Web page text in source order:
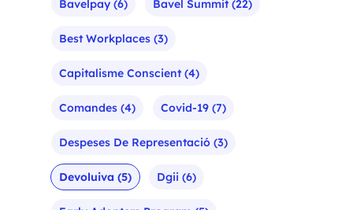
Bavelpay (6) Bavel Summit(22)
Best Workplaces (3)
Capitalisme Conscient(4)
Comandes (4) Covid-19 (7)
Despeses De Representació (3)
Devoluiva (5) Dgii (6)